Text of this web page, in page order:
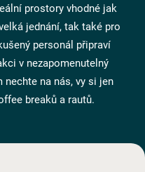
prostory vhodné jak
jednání, tak také pro
personál připraví
v nezapomenutelný
na nás, vy si jen
breaků a rautů.